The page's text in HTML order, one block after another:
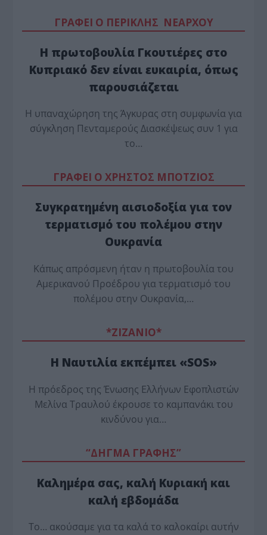
ΓΡΑΦΕΙ Ο ΠΕΡΙΚΛΗΣ ΝΕΑΡΧΟΥ
Η πρωτοβουλία Γκουτιέρες στο
Κυπριακό δεν είναι ευκαιρία, όπως
παρουσιάζεται
Η υπαναχώρηση της Άγκυρας στη συμφωνία για
σύγκληση Πενταμερούς Διασκέψεως συν 1 για
το…
ΓΡΑΦΕΙ Ο ΧΡΗΣΤΟΣ ΜΠΟΤΖΙΟΣ
Συγκρατημένη αισιοδοξία για τον
τερματισμό του πολέμου στην
Ουκρανία
Κάπως απρόσμενη ήταν η πρωτοβουλία του
Αμερικανού Προέδρου για τερματισμό του
πολέμου στην Ουκρανία,…
*ZΙΖΑΝΙΟ*
Η Ναυτιλία εκπέμπει «SOS»
Η πρόεδρος της Ένωσης Ελλήνων Εφοπλιστών
Μελίνα Τραυλού έ­κρουσε το καμπανάκι του
κινδύνου για…
“ΔΗΓΜΑ ΓΡΑΦΗΣ”
Καλημέρα σας, καλή Κυριακή και
καλή εβδομάδα
Το… ακούσαμε για τα καλά το καλοκαίρι αυτήν